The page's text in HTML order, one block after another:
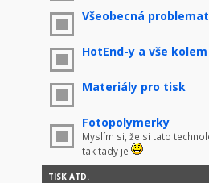
Všeobecná
HotEnd-y a vše kolem
Materiály pro tisk
Fotopolymerky
Myslím si, že si tato
tak tady je
TISK ATD.